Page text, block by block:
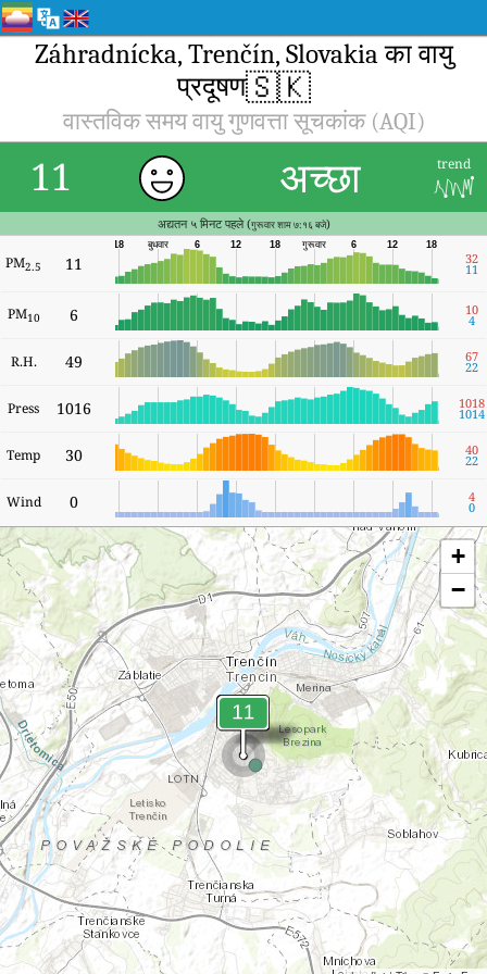
Záhradnícka, Trenčín, Slovakia का वायु
प्रदूषण🇸🇰
वास्तविक समय वायु गुणवत्ता सूचकांक (AQI)
11 अच्छा trend
अद्यतन ५ मिनट पहले (गुरूवार शाम ७:१६ बजे)
PM2.5 11
18
12
6
गुरूवार
18
12
6
बुधवार
18
32
11
PM10 6 10
4
R.H. 49 67
22
Press 1016 1018
1014
Temp 30 40
22
Wind 0 4
0
+
−